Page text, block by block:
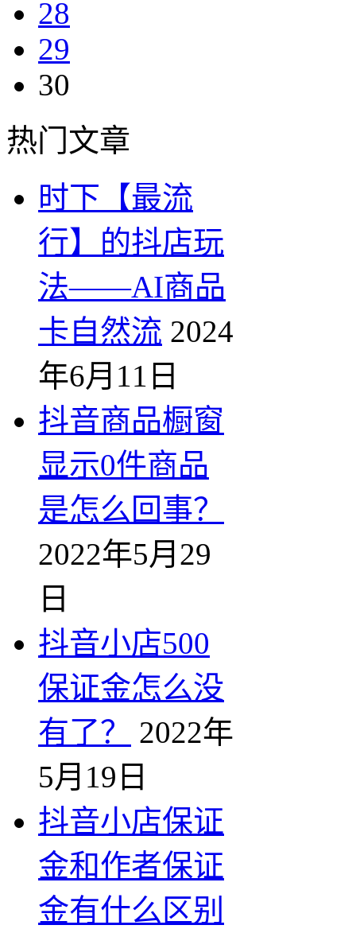
28
29
30
热门文章
时下【最流
行】的抖店玩
法——AI商品
卡自然流 2024
年6月11日
抖音商品橱窗
显示0件商品
是怎么回事？
2022年5月29
日
抖音小店500
保证金怎么没
有了？
2022年
5月19日
抖音小店保证
金和作者保证
金有什么区别